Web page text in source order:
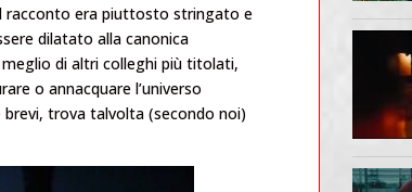
racconto era piuttosto stringato e
dilatato alla canonica
di altri colleghi più titolati,
o annacquare l’universo
trova talvolta (secondo noi)